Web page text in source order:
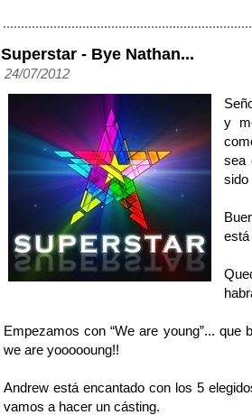
Superstar - Bye Nathan...
24/07/2012
y
sea
sido
está
Empezamos con “We are young”... que
we are yoooooung!!
Andrew está encantado con los 5
vamos a hacer un cásting.